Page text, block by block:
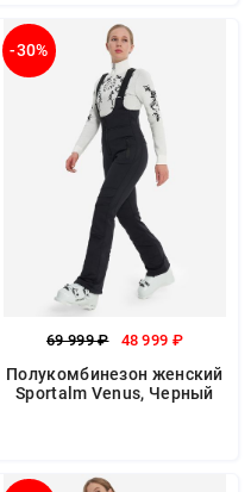
-30%
69 999 ₽ 48 999 ₽
Полукомбинезон женский
Sportalm Venus, Черный